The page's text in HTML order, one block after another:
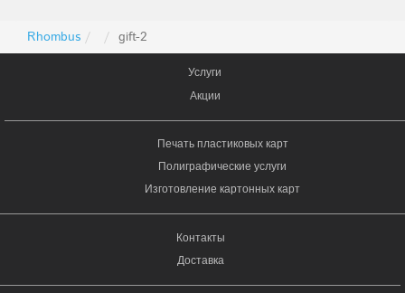
Rhombus gift-2
Услуги
Акции
Печать пластиковых карт
Полиграфические услуги
Изготовление картонных карт
Контакты
Доставка